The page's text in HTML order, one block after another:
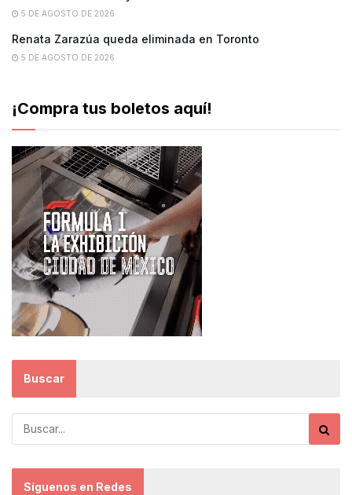
5 DE AGOSTO DE 2026
Renata Zarazúa queda eliminada en Toronto
5 DE AGOSTO DE 2026
¡Compra tus boletos aquí!
Buscar
Síguenos en Redes